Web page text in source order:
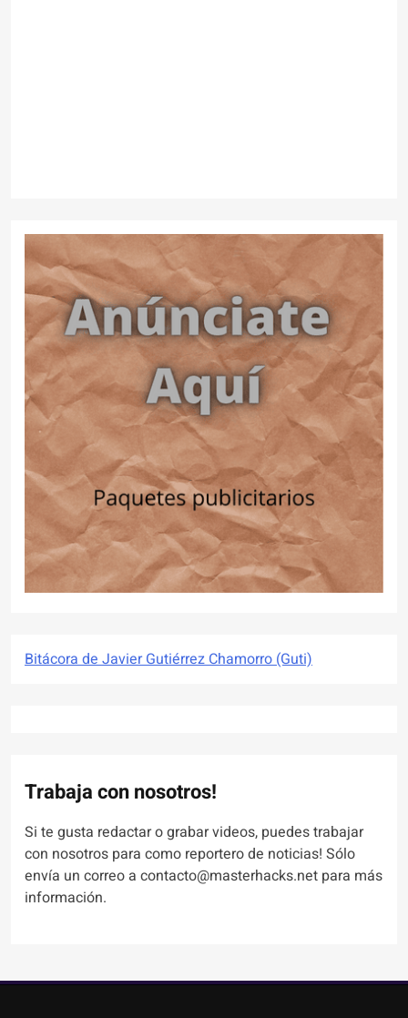
Bitácora de Javier Gutiérrez Chamorro (Guti)
Trabaja con nosotros!
Si te gusta redactar o grabar videos, puedes trabajar
con nosotros para como reportero de noticias! Sólo
envía un correo a contacto@masterhacks.net para más
información.